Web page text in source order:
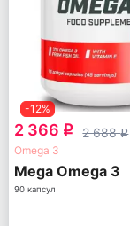
-12%
2 366 q 2 688q
Omega 3
Mega Omega 3
90 капсул